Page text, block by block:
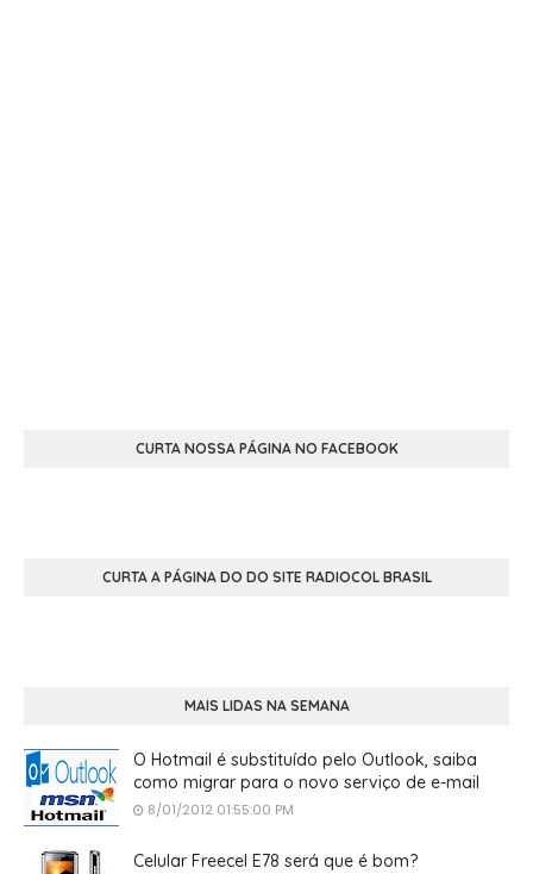
CURTA NOSSA PÁGINA NO FACEBOOK
CURTA A PÁGINA DO DO SITE RADIOCOL BRASIL
MAIS LIDAS NA SEMANA
O Hotmail é substituído pelo Outlook, saiba
como migrar para o novo serviço de e-mail
8/01/2012 01:55:00 PM
Celular Freecel E78 será que é bom?